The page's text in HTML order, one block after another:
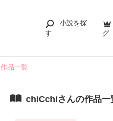
小説を探
す
グ
作品一覧
chiCchiさんの作品一